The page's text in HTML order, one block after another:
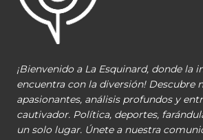
¡Bienvenido a La Esquinard, donde la
encuentra con la diversión! Descubre
apasionantes, análisis profundos y
cautivador. Política, deportes,
un solo lugar. Únete a nuestra